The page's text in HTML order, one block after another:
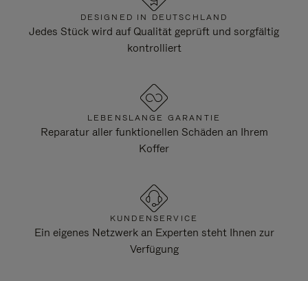
DESIGNED IN DEUTSCHLAND
Jedes Stück wird auf Qualität geprüft und sorgfältig
kontrolliert
LEBENSLANGE GARANTIE
Reparatur aller funktionellen Schäden an Ihrem
Koffer
KUNDENSERVICE
Ein eigenes Netzwerk an Experten steht Ihnen zur
Verfügung